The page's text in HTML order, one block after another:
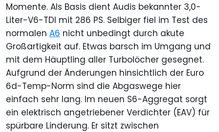
Momente. Als Basis dient Audis bekannter 3,0-
Liter-V6-TDI mit 286 PS. Selbiger fiel im Test des
normalen A6 nicht unbedingt durch akute
Großartigkeit auf. Etwas barsch im Umgang und
mit dem Häuptling aller Turbolöcher gesegnet.
Aufgrund der Änderungen hinsichtlich der Euro
6d-Temp-Norm sind die Abgaswege hier
einfach sehr lang. Im neuen S6-Aggregat sorgt
ein elektrisch angetriebener Verdichter (EAV) für
spürbare Linderung. Er sitzt zwischen